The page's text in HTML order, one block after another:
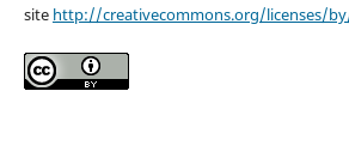
site http://creativecommons.org/licenses/